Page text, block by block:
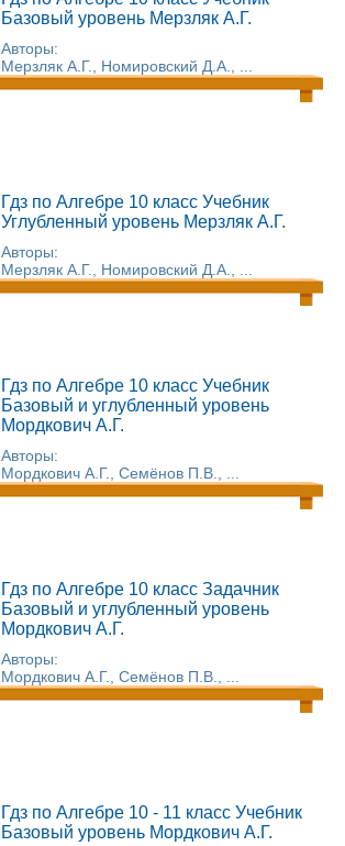
Базовый уровень Мерзляк А.Г.
Авторы:
Мерзляк А.Г., Номировский Д.А., ...
Гдз по Алгебре 10 класс Учебник
Углубленный уровень Мерзляк А.Г.
Авторы:
Мерзляк А.Г., Номировский Д.А., ...
Гдз по Алгебре 10 класс Учебник
Базовый и углубленный уровень
Мордкович А.Г.
Авторы:
Мордкович А.Г., Семёнов П.В., ...
Гдз по Алгебре 10 класс Задачник
Базовый и углубленный уровень
Мордкович А.Г.
Авторы:
Мордкович А.Г., Семёнов П.В., ...
Гдз по Алгебре 10 - 11 класс Учебник
Базовый уровень Мордкович А.Г.